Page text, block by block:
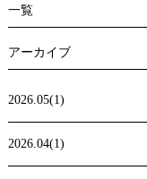
一覧
アーカイブ
2026.05(1)
2026.04(1)